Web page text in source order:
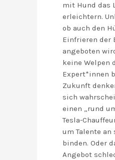
mit Hund das
erleichtern.
ob auch den
Einfrieren der
angeboten
keine Welpen
Expert*innen
Zukunft
sich
einen „rund
Tesla-
um Talente an
binden. Oder
Angebot